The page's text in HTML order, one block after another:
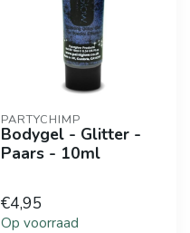
PARTYCHIMP
Bodygel - Glitter -
Paars - 10ml
€4,95
Op voorraad